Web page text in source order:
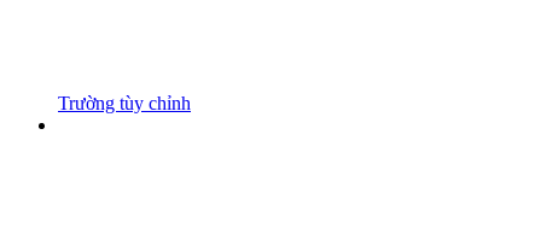
Trường tùy chỉnh